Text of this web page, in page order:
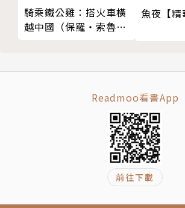
百度」的寧缺勿濫，還是李清照「倚
嗅」的兩小無猜？是張先「何處認郎
▌跨界開講３：音樂、電影和流行文
●【古典音樂】蘇東坡三度被貶，表
沙洲冷」卻寫出實際上的痛徹心扉，
騎乘鐵公雞：搭火車橫
越中國（保羅‧索魯旅
魚夜【精
Readmoo看書App
前往下載